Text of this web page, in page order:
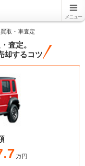
メニュー
取・車査定
査定。
却するコツ
万円